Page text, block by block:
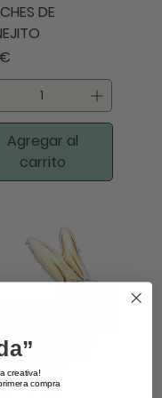
DE
Agregar al
carrito
creativa!
compra